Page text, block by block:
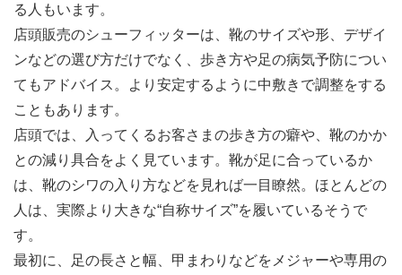
る人もいます。
店頭販売のシューフィッターは、靴のサイズや形、デザイ
ンなどの選び方だけでなく、歩き方や足の病気予防につい
てもアドバイス。より安定するように中敷きで調整をする
こともあります。
店頭では、入ってくるお客さまの歩き方の癖や、靴のかか
との減り具合をよく見ています。靴が足に合っているか
は、靴のシワの入り方などを見れば一目瞭然。ほとんどの
人は、実際より大きな“自称サイズ”を履いているそうで
す。
最初に、足の長さと幅、甲まわりなどをメジャーや専用の